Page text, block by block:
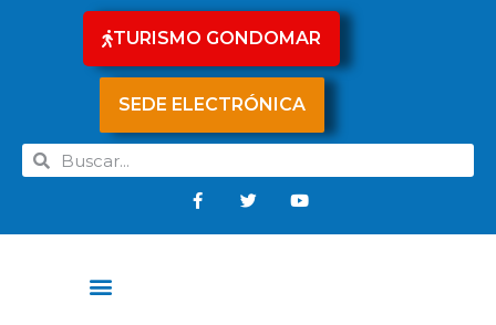
TURISMO GONDOMAR
SEDE ELECTRÓNICA